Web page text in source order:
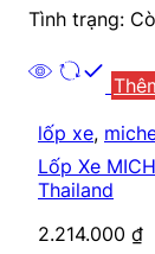
Tình trạng:
lốp xe,
Lốp Xe
Thailand
2.214.000 ₫